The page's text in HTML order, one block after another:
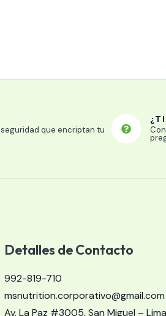
que encriptan tu
Detalles de Contacto
992-819-710​​
msnutrition.corporativo@gmail.com
Av. La Paz #3005, San Miguel – Lima​